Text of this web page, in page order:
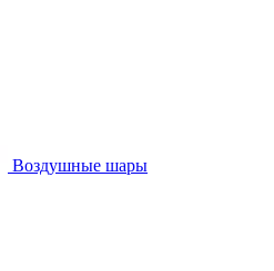
Воздушные шары